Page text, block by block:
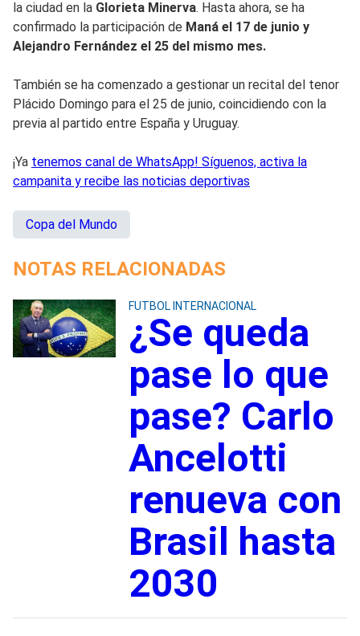
la ciudad en la Glorieta Minerva. Hasta ahora, se ha
confirmado la participación de Maná el 17 de junio y
Alejandro Fernández el 25 del mismo mes.
También se ha comenzado a gestionar un recital del tenor
Plácido Domingo para el 25 de junio, coincidiendo con la
previa al partido entre España y Uruguay.
¡Ya tenemos canal de WhatsApp! Síguenos, activa la
campanita y recibe las noticias deportivas
Copa del Mundo
NOTAS RELACIONADAS
FUTBOL INTERNACIONAL
¿Se queda
pase lo que
pase? Carlo
Ancelotti
renueva con
Brasil hasta
2030